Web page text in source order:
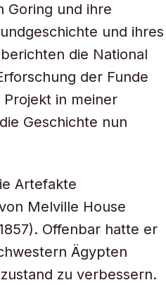
Goring und ihre
und ihres
die National
der Funde
in meiner
Geschichte nun
Artefakte
Melville House
Offenbar hatte er
Ägypten
zu verbessern.